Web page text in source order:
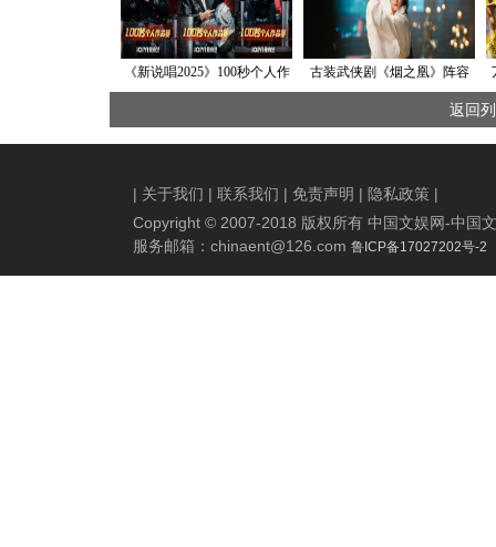
《新说唱2025》100秒个人作
00后黑马选手不断涌现
古装武侠剧《烟之凰》阵容
官宣，娜然肖顺尧开启激爽
复仇人生
返回
| 关于我们 | 联系我们 | 免责声明 | 隐私政策 |
Copyright © 2007-2018 版权所有 中国文娱网-中国
服务邮箱： chinaent@126.com 鲁ICP备17027202号-2